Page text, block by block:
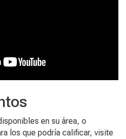
en su área, o
los que podría calificar, visite